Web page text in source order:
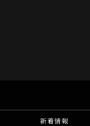
新着情報